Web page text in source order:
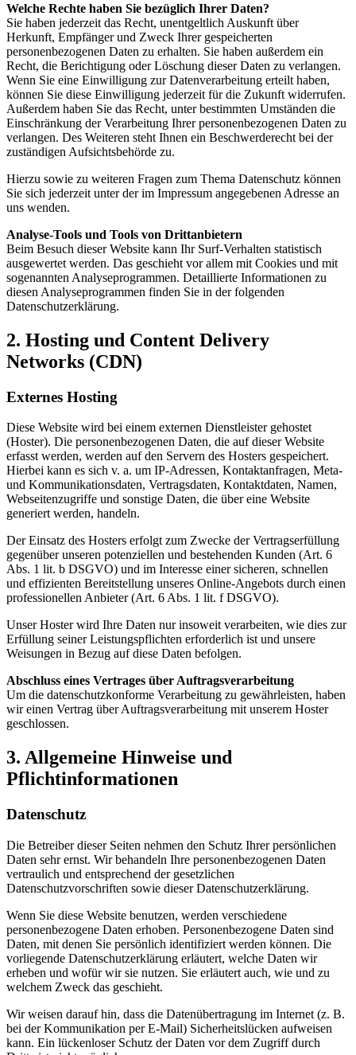
Welche Rechte haben Sie bezüglich Ihrer Daten?
Sie haben jederzeit das Recht, unentgeltlich Auskunft über
Herkunft, Empfänger und Zweck Ihrer gespeicherten
personenbezogenen Daten zu erhalten. Sie haben außerdem ein
Recht, die Berichtigung oder Löschung dieser Daten zu verlangen.
Wenn Sie eine Einwilligung zur Datenverarbeitung erteilt haben,
können Sie diese Einwilligung jederzeit für die Zukunft widerrufen.
Außerdem haben Sie das Recht, unter bestimmten Umständen die
Einschränkung der Verarbeitung Ihrer personenbezogenen Daten zu
verlangen. Des Weiteren steht Ihnen ein Beschwerderecht bei der
zuständigen Aufsichtsbehörde zu.
Hierzu sowie zu weiteren Fragen zum Thema Datenschutz können
Sie sich jederzeit unter der im Impressum angegebenen Adresse an
uns wenden.
Analyse-Tools und Tools von Drittanbietern
Beim Besuch dieser Website kann Ihr Surf-Verhalten statistisch
ausgewertet werden. Das geschieht vor allem mit Cookies und mit
sogenannten Analyseprogrammen. Detaillierte Informationen zu
diesen Analyseprogrammen finden Sie in der folgenden
Datenschutzerklärung.
2. Hosting und Content Delivery
Networks (CDN)
Externes Hosting
Diese Website wird bei einem externen Dienstleister gehostet
(Hoster). Die personenbezogenen Daten, die auf dieser Website
erfasst werden, werden auf den Servern des Hosters gespeichert.
Hierbei kann es sich v. a. um IP-Adressen, Kontaktanfragen, Meta-
und Kommunikationsdaten, Vertragsdaten, Kontaktdaten, Namen,
Webseitenzugriffe und sonstige Daten, die über eine Website
generiert werden, handeln.
Der Einsatz des Hosters erfolgt zum Zwecke der Vertragserfüllung
gegenüber unseren potenziellen und bestehenden Kunden (Art. 6
Abs. 1 lit. b DSGVO) und im Interesse einer sicheren, schnellen
und effizienten Bereitstellung unseres Online-Angebots durch einen
professionellen Anbieter (Art. 6 Abs. 1 lit. f DSGVO).
Unser Hoster wird Ihre Daten nur insoweit verarbeiten, wie dies zur
Erfüllung seiner Leistungspflichten erforderlich ist und unsere
Weisungen in Bezug auf diese Daten befolgen.
Abschluss eines Vertrages über Auftragsverarbeitung
Um die datenschutzkonforme Verarbeitung zu gewährleisten, haben
wir einen Vertrag über Auftragsverarbeitung mit unserem Hoster
geschlossen.
3. Allgemeine Hinweise und
Pflichtinformationen
Datenschutz
Die Betreiber dieser Seiten nehmen den Schutz Ihrer persönlichen
Daten sehr ernst. Wir behandeln Ihre personenbezogenen Daten
vertraulich und entsprechend der gesetzlichen
Datenschutzvorschriften sowie dieser Datenschutzerklärung.
Wenn Sie diese Website benutzen, werden verschiedene
personenbezogene Daten erhoben. Personenbezogene Daten sind
Daten, mit denen Sie persönlich identifiziert werden können. Die
vorliegende Datenschutzerklärung erläutert, welche Daten wir
erheben und wofür wir sie nutzen. Sie erläutert auch, wie und zu
welchem Zweck das geschieht.
Wir weisen darauf hin, dass die Datenübertragung im Internet (z. B.
bei der Kommunikation per E-Mail) Sicherheitslücken aufweisen
kann. Ein lückenloser Schutz der Daten vor dem Zugriff durch